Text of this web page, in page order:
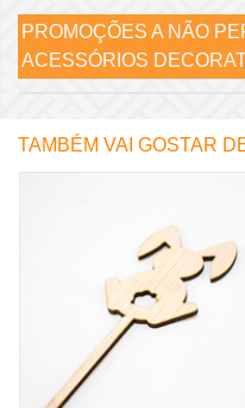
PROMOÇÕES A NÃO
ACESSÓRIOS
TAMBÉM VAI GOSTAR